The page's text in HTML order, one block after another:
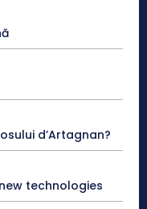
d’Artagnan?
technologies